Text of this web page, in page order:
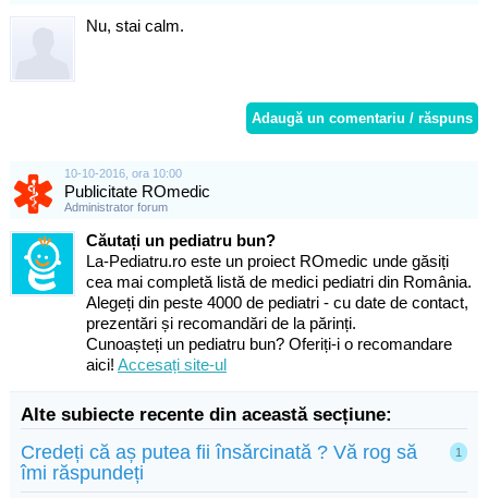
Nu, stai calm.
Adaugă un comentariu / răspuns
10-10-2016, ora 10:00
Publicitate ROmedic
Administrator forum
Căutați un pediatru bun?
La-Pediatru.ro este un proiect ROmedic unde găsiți
cea mai completă listă de medici pediatri din România.
Alegeți din peste 4000 de pediatri - cu date de contact,
prezentări și recomandări de la părinți.
Cunoașteți un pediatru bun? Oferiți-i o recomandare
aici! Accesați site-ul
Alte subiecte recente din această secțiune:
1
Credeți că aș putea fii însărcinată ? Vă rog să
îmi răspundeți